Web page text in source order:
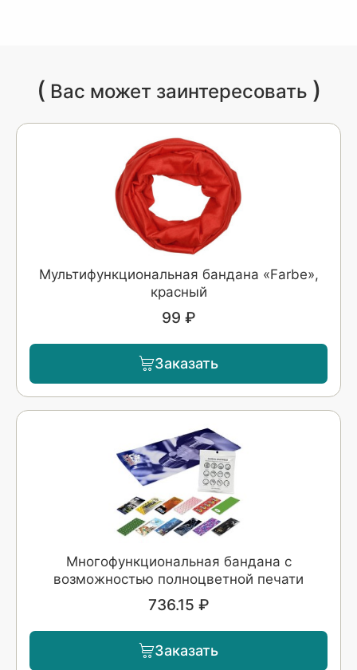
( Вас может заинтересовать )
Мультифункциональная бандана «Farbe»,
красный
99 ₽
Заказать
Многофункциональная бандана с
возможностью полноцветной печати
736.15 ₽
Заказать